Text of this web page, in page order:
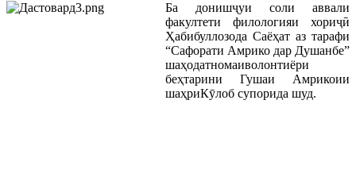
Ба донишҷуи соли аввали
факултети филологияи хориҷӣ
Ҳабибуллозода Саёҳат аз тарафи
“Сафорати Амрико дар Душанбе”
шаҳодатномаиволонтиёри
беҳтарини Гушаи Амрикоии
шаҳриКӯлоб супорида шуд.